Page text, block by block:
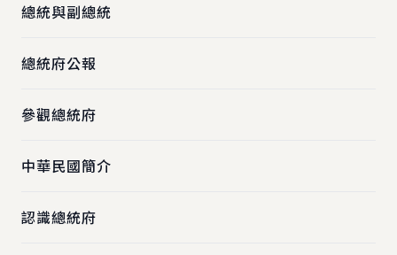
總統與副總統
總統府公報
參觀總統府
中華民國簡介
認識總統府